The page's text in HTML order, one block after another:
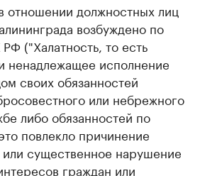
отношении должностных лиц
возбуждено по
("Халатность, то есть
ненадлежащее исполнение
своих обязанностей
или небрежного
либо обязанностей по
повлекло причинение
существенное нарушение
граждан или